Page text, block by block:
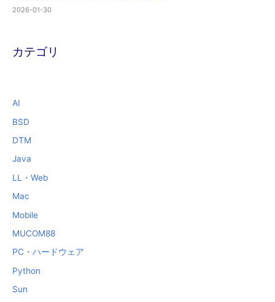
2026-01-30
カテゴリ
AI
BSD
DTM
Java
LL・Web
Mac
Mobile
MUCOM88
PC・ハードウェア
Python
Sun